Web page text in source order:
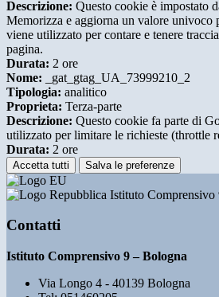
Descrizione: Questo cookie è impostato
Memorizza e aggiorna un valore univoco
viene utilizzato per contare e tenere
pagina.
Durata: 2 ore
Nome: _gat_gtag_UA_73999210_2
Tipologia: analitico
Proprieta: Terza-parte
Descrizione: Questo cookie fa parte di
utilizzato per limitare le richieste (throttle
Durata: 2 ore
Accetta tutti Salva le preferenze
Istituto Comprensivo
Contatti
Istituto Comprensivo 9 – Bologna
Via Longo 4 - 40139 Bologna